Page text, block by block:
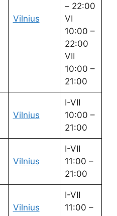
Vilnius
– 22:00
VI
10:00 –
22:00
VII
10:00 –
21:00
Vilnius
I-VII
10:00 –
21:00
Vilnius
I-VII
11:00 –
21:00
Vilnius
I-VII
11:00 –